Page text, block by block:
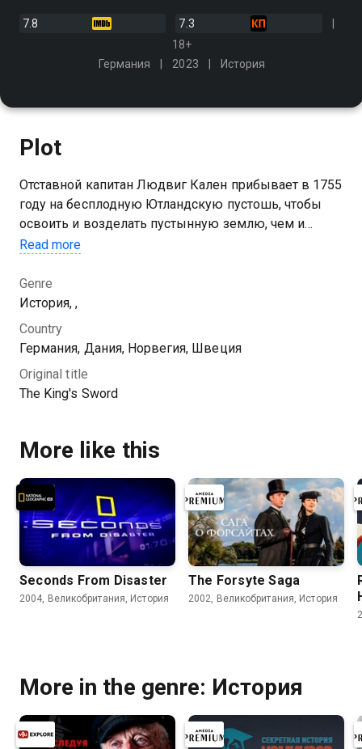
7.8
7.3
18+
Германия
2023 История
Plot
Отставной капитан Людвиг Кален прибывает в 1755
году на бесплодную Ютландскую пустошь, чтобы
освоить и возделать пустынную землю, чем и
обеспечить себе достойную жизнь и приумножить
Read more
Genre
История, ,
Country
Германия, Дания, Норвегия, Швеция
Original title
The King's Sword
More like this
Seconds From Disaster
2004, Великобритания, История
The Forsyte Saga
2002, Великобритания, История
More in the genre: История